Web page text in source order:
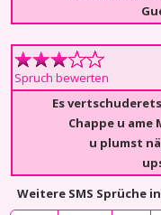
Spruch bewerten
Es
Chappe u ame
u plumst
Weitere SMS Sprüche